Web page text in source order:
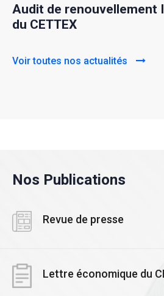
Audit de renouvellement
du CETTEX
Voir toutes nos actualités
Nos Publications
Revue de presse
Lettre économique du